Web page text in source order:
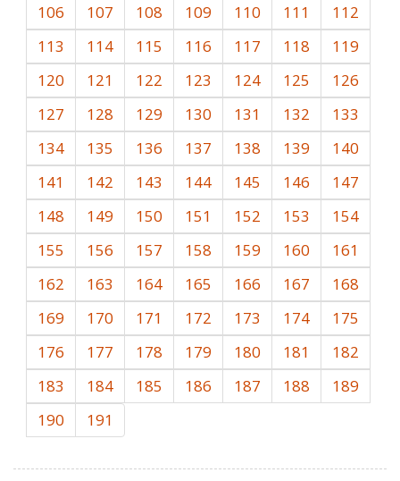
106
107 108 109 110 111
112
113
114 115 116 117 118
119
120
121 122 123 124 125
126
127
128 129 130 131 132
133
134
135 136 137 138 139
140
141
142 143 144 145 146
147
148
149 150 151 152 153
154
155
156 157 158 159 160
161
162
163 164 165 166 167
168
169
170 171 172 173 174
175
176
177 178 179 180 181
182
183
184 185 186 187 188
189
190
191